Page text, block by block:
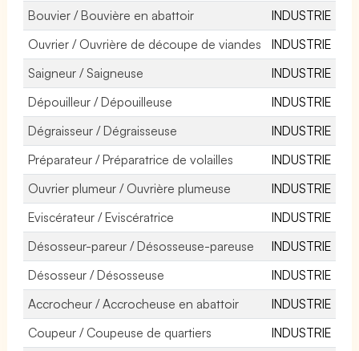
Bouvier / Bouvière en abattoir
INDUSTRIE
Ouvrier / Ouvrière de découpe de viandes
INDUSTRIE
Saigneur / Saigneuse
INDUSTRIE
Dépouilleur / Dépouilleuse
INDUSTRIE
Dégraisseur / Dégraisseuse
INDUSTRIE
Préparateur / Préparatrice de volailles
INDUSTRIE
Ouvrier plumeur / Ouvrière plumeuse
INDUSTRIE
Eviscérateur / Eviscératrice
INDUSTRIE
Désosseur-pareur / Désosseuse-pareuse
INDUSTRIE
Désosseur / Désosseuse
INDUSTRIE
Accrocheur / Accrocheuse en abattoir
INDUSTRIE
Coupeur / Coupeuse de quartiers
INDUSTRIE